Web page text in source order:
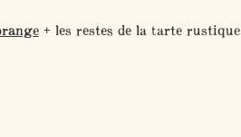
+ les restes de la tarte rustique